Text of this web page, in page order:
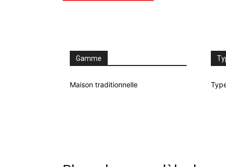
Gamme
Maison traditionnelle